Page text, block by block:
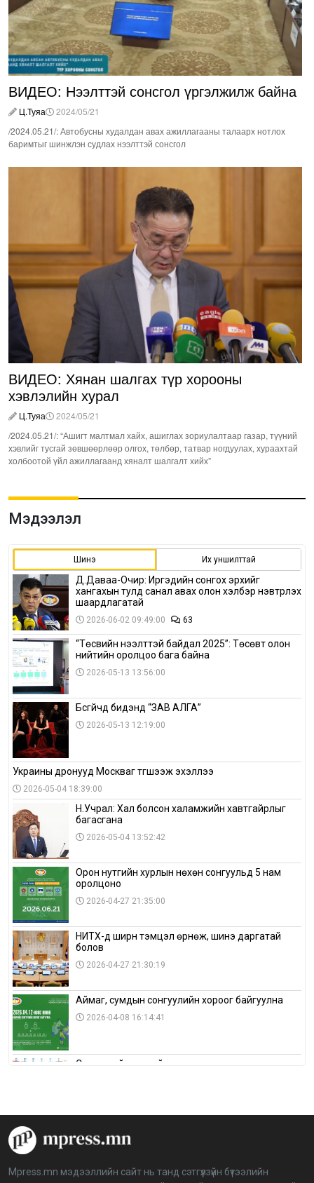
ВИДЕО: Нээлттэй сонсгол үргэлжилж байна
Ц.Туяа
2024/05/21
/2024.05.21/: Автобусны худалдан авах ажиллагааны талаарх нотлох
баримтыг шинжлэн судлах нээлттэй сонсгол
ВИДЕО: Хянан шалгах түр хорооны
хэвлэлийн хурал
Ц.Туяа
2024/05/21
/2024.05.21/: “Ашигт малтмал хайх, ашиглах зориулалтаар газар, түүний
хэвлийг тусгай зөвшөөрлөөр олгох, төлбөр, татвар ногдуулах, хураахтай
холбоотой үйл ажиллагаанд хяналт шалгалт хийх”
Мэдээлэл
Шинэ Их уншилттай
Д.Даваа-Очир: Иргэдийн сонгох эрхийг
хангахын тулд санал авах олон хэлбэр нэвтрүүлэх
шаардлагатай
2026-06-02 09:49:00 63
“Төсвийн нээлттэй байдал 2025”: Төсөвт олон
нийтийн оролцоо бага байна
2026-05-13 13:56:00
Бүсгүйчүүд бидэнд “ЗАВ АЛГА”
2026-05-13 12:19:00
Украины дронууд Москваг түгшээж эхэллээ
2026-05-04 18:39:00
Н.Учрал: Хал болсон халамжийн хавтгайрлыг
багасгана
2026-05-04 13:52:42
Орон нутгийн хурлын нөхөн сонгуульд 5 нам
оролцоно
2026-04-27 21:35:00
НИТХ-д ширүүн тэмцэл өрнөж, шинэ даргатай
болов
2026-04-27 21:30:19
Аймаг, сумдын сонгуулийн хороог байгуулна
2026-04-08 16:14:41
Сонгуулийн хуулийн зөрчил, шалгах,
аймагт үргэлжилж байна
Mpress.mn мэдээллийн сайт нь танд сэтгүүлзүйн бүтээлийн